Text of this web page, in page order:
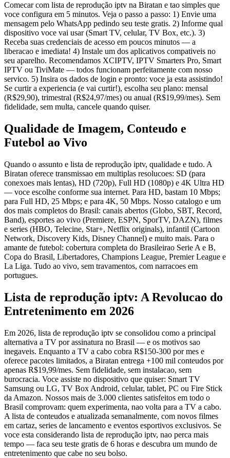
Comecar com lista de reprodução iptv na Biratan e tao simples que
voce configura em 5 minutos. Veja o passo a passo: 1) Envie uma
mensagem pelo WhatsApp pedindo seu teste gratis. 2) Informe qual
dispositivo voce vai usar (Smart TV, celular, TV Box, etc.). 3)
Receba suas credenciais de acesso em poucos minutos — a
liberacao e imediata! 4) Instale um dos aplicativos compativeis no
seu aparelho. Recomendamos XCIPTV, IPTV Smarters Pro, Smart
IPTV ou TiviMate — todos funcionam perfeitamente com nosso
servico. 5) Insira os dados de login e pronto: voce ja esta assistindo!
Se curtir a experiencia (e vai curtir!), escolha seu plano: mensal
(R$29,90), trimestral (R$24,97/mes) ou anual (R$19,99/mes). Sem
fidelidade, sem multa, cancele quando quiser.
Qualidade de Imagem, Conteudo e
Futebol ao Vivo
Quando o assunto e lista de reprodução iptv, qualidade e tudo. A
Biratan oferece transmissao em multiplas resolucoes: SD (para
conexoes mais lentas), HD (720p), Full HD (1080p) e 4K Ultra HD
— voce escolhe conforme sua internet. Para HD, bastam 10 Mbps;
para Full HD, 25 Mbps; e para 4K, 50 Mbps. Nosso catalogo e um
dos mais completos do Brasil: canais abertos (Globo, SBT, Record,
Band), esportes ao vivo (Premiere, ESPN, SporTV, DAZN), filmes
e series (HBO, Telecine, Star+, Netflix originals), infantil (Cartoon
Network, Discovery Kids, Disney Channel) e muito mais. Para o
amante de futebol: cobertura completa do Brasileirao Serie A e B,
Copa do Brasil, Libertadores, Champions League, Premier League e
La Liga. Tudo ao vivo, sem travamentos, com narracoes em
portugues.
Lista de reprodução iptv: A Revolucao do
Entretenimento em 2026
Em 2026, lista de reprodução iptv se consolidou como a principal
alternativa a TV por assinatura no Brasil — e os motivos sao
inegaveis. Enquanto a TV a cabo cobra R$150-300 por mes e
oferece pacotes limitados, a Biratan entrega +100 mil conteudos por
apenas R$19,99/mes. Sem fidelidade, sem instalacao, sem
burocracia. Voce assiste no dispositivo que quiser: Smart TV
Samsung ou LG, TV Box Android, celular, tablet, PC ou Fire Stick
da Amazon. Nossos mais de 3.000 clientes satisfeitos em todo o
Brasil comprovam: quem experimenta, nao volta para a TV a cabo.
A lista de conteudos e atualizada semanalmente, com novos filmes
em cartaz, series de lancamento e eventos esportivos exclusivos. Se
voce esta considerando lista de reprodução iptv, nao perca mais
tempo — faca seu teste gratis de 6 horas e descubra um mundo de
entretenimento que cabe no seu bolso.